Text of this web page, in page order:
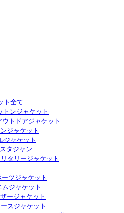
ト全て
トンジャケット
ウトドアジャケット
ジャケット
ジャケット
スタジャン
タリージャケット
ーツジャケット
ムジャケット
ージャケット
スジャケット